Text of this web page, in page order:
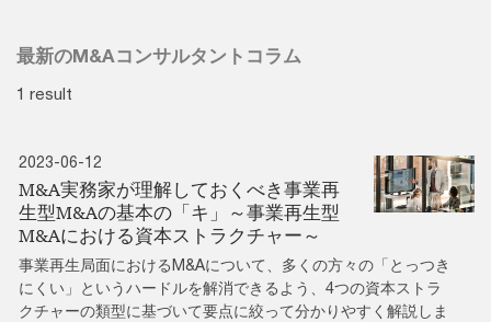
最新のM&Aコンサルタントコラム
1 result
2023-06-12
M&A実務家が理解しておくべき事業再
生型M&Aの基本の「キ」～事業再生型
M&Aにおける資本ストラクチャー～
事業再生局面におけるM&Aについて、多くの方々の「とっつき
にくい」というハードルを解消できるよう、4つの資本ストラ
クチャーの類型に基づいて要点に絞って分かりやすく解説しま